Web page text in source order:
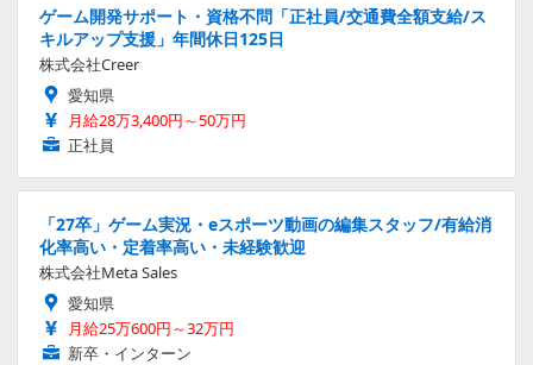
ゲーム開発サポート・資格不問「正社員/交通費全額支給/ス
キルアップ支援」年間休日125日
株式会社Creer
愛知県
月給28万3,400円～50万円
正社員
「27卒」ゲーム実況・eスポーツ動画の編集スタッフ/有給消
化率高い・定着率高い・未経験歓迎
株式会社Meta Sales
愛知県
月給25万600円～32万円
新卒・インターン